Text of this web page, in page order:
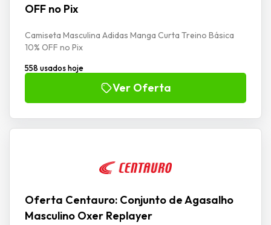
OFF no Pix
Camiseta Masculina Adidas Manga Curta Treino Básica
10% OFF no Pix
558 usados hoje
Ver Oferta
Oferta Centauro: Conjunto de Agasalho
Masculino Oxer Replayer